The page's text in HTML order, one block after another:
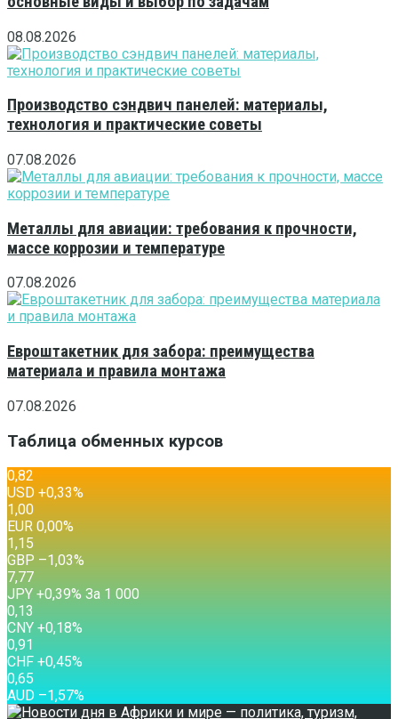
08.08.2026
Производство сэндвич панелей: материалы,
технология и практические советы
07.08.2026
Металлы для авиации: требования к прочности,
массе коррозии и температуре
07.08.2026
Евроштакетник для забора: преимущества
материала и правила монтажа
07.08.2026
Таблица обменных курсов
0,82
USD +0,33%
1,00
EUR 0,00%
1,15
GBP –1,03%
7,77
JPY +0,39% За 1 000
0,13
CNY +0,18%
0,91
CHF +0,45%
0,65
AUD –1,57%